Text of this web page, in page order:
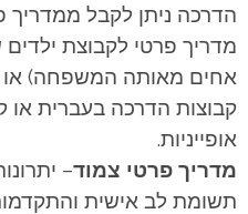
הדרכה ניתן לקבל
מדריך פרטי לקבוצת
אחים מאותה המשפחה) או
קבוצות הדרכה בעברית
אופייניות.
מדריך פרטי צמוד–
תשומת לב אישית